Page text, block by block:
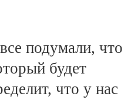
подумали, что
будет
что у нас